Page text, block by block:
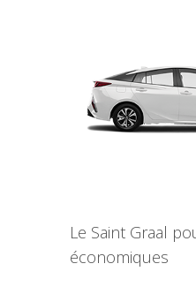
Le Saint Graal
économiques